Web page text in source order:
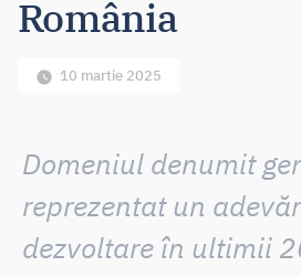
România
10 martie 2025
Domeniul denumit
reprezentat un
dezvoltare în ultimii